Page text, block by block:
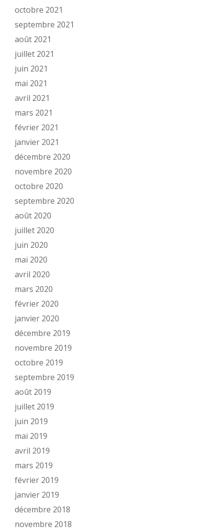
octobre 2021
septembre 2021
août 2021
juillet 2021
juin 2021
mai 2021
avril 2021
mars 2021
février 2021
janvier 2021
décembre 2020
novembre 2020
octobre 2020
septembre 2020
août 2020
juillet 2020
juin 2020
mai 2020
avril 2020
mars 2020
février 2020
janvier 2020
décembre 2019
novembre 2019
octobre 2019
septembre 2019
août 2019
juillet 2019
juin 2019
mai 2019
avril 2019
mars 2019
février 2019
janvier 2019
décembre 2018
novembre 2018